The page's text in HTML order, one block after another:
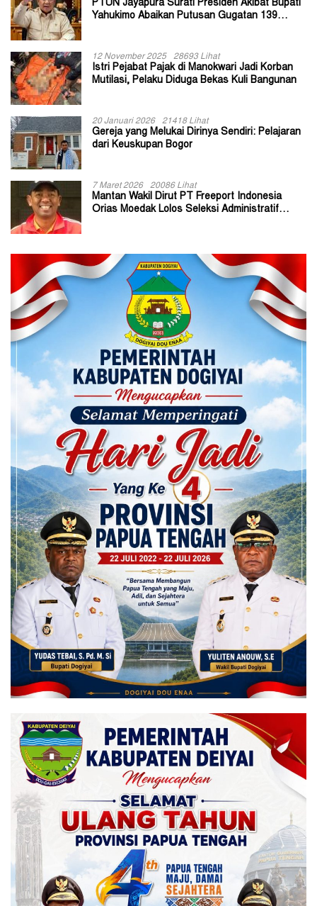
PTUN Jayapura Surati Presiden Akibat Bupati
Yahukimo Abaikan Putusan Gugatan 139
12 November 2025 28693 Lihat
Istri Pejabat Pajak di Manokwari Jadi Korban
Mutilasi, Pelaku Diduga Bekas Kuli Bangunan
20 Januari 2026 21418 Lihat
Gereja yang Melukai Dirinya Sendiri: Pelajaran
dari Keuskupan Bogor
7 Maret 2026 20086 Lihat
Mantan Wakil Dirut PT Freeport Indonesia
Orias Moedak Lolos Seleksi Administratif